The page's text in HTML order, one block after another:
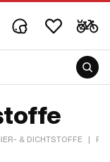
& DICHTSTOFFE |